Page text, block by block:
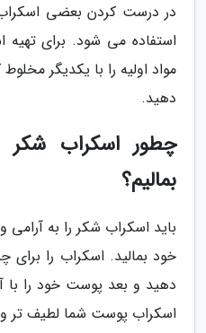
در درست کردن بعضی
استفاده می شود. برای
مواد اولیه را با یکدیگر
دهید.
چطور اسکراب
بمالیم؟
باید اسکراب شکر را به
خود بمالید. اسکراب را برای
دهید و بعد پوست خود را با
اسکراب پوست شما لطیف تر